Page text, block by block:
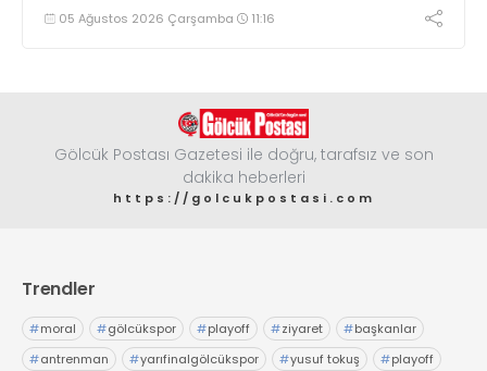
05 Ağustos 2026 Çarşamba 11:16
Gölcük Postası Gazetesi ile doğru, tarafsız ve son
dakika heberleri
https://golcukpostasi.com
Trendler
#moral #gölcükspor #playoff #ziyaret #başkanlar
#antrenman #yarıfinalgölcükspor #yusuf tokuş #playoff